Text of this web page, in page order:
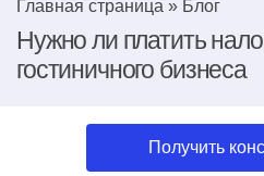
Главная страница » Блог
Нужно ли платить
гостиничного бизнеса
Получить